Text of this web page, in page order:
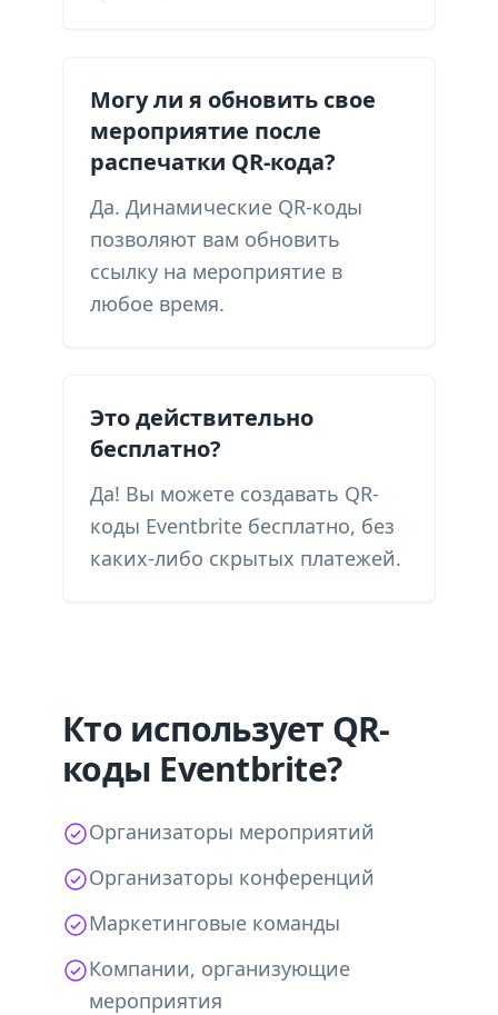
Могу ли я обновить свое
мероприятие после
распечатки QR-кода?
Да. Динамические QR-коды
позволяют вам обновить
ссылку на мероприятие в
любое время.
Это действительно
бесплатно?
Да! Вы можете создавать QR-
коды Eventbrite бесплатно, без
каких-либо скрытых платежей.
Кто использует QR-
коды Eventbrite?
Организаторы мероприятий
Организаторы конференций
Маркетинговые команды
Компании, организующие
мероприятия